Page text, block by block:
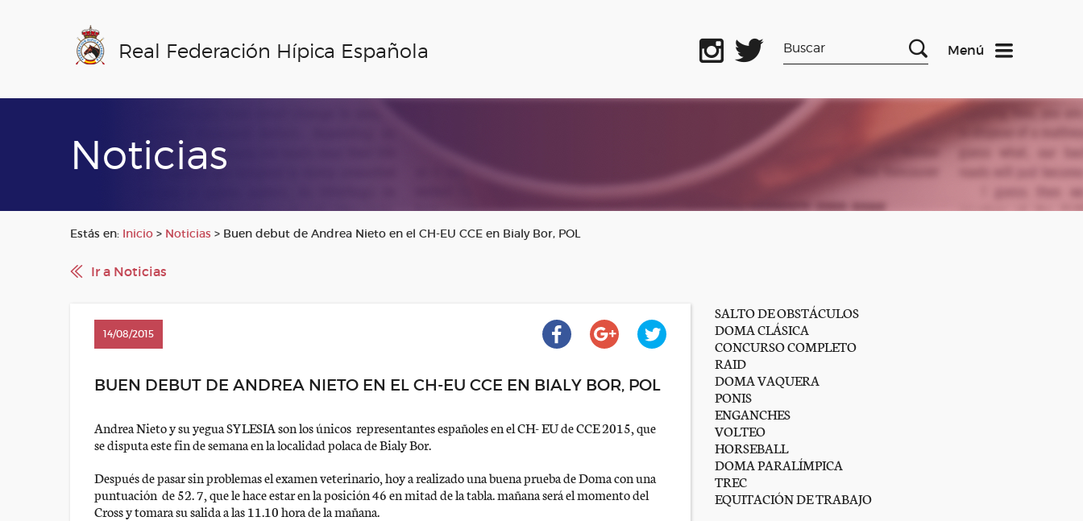
Real Federación Hípica Española Menú
Noticias
Estás en: Inicio > Noticias > Buen debut de Andrea Nieto en el CH-EU CCE en Bialy Bor, POL
Ir a Noticias
14/08/2015
BUEN DEBUT DE ANDREA NIETO EN EL CH-EU CCE EN BIALY BOR, POL
Andrea Nieto y su yegua SYLESIA son los únicos representantes españoles en el CH- EU de CCE 2015, que
se disputa este fin de semana en la localidad polaca de Bialy Bor.
Después de pasar sin problemas el examen veterinario, hoy a realizado una buena prueba de Doma con una
puntuación de 52. 7, que le hace estar en la posición 46 en mitad de la tabla. mañana será el momento del
Cross y tomara su salida a las 11.10 hora de la mañana.
SALTO DE OBSTÁCULOS
DOMA CLÁSICA
CONCURSO COMPLETO
RAID
DOMA VAQUERA
PONIS
ENGANCHES
VOLTEO
HORSEBALL
DOMA PARALÍMPICA
TREC
EQUITACIÓN DE TRABAJO